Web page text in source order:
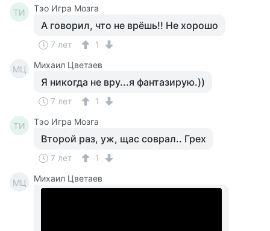
ТИ Тэо Игра Мозга
А говорил, что не врёшь!! Не хорошо
7 лет 1
МЦ Михаил Цветаев
Я никогда не вру...я фантазирую.))
7 лет 1
ТИ Тэо Игра Мозга
Второй раз, уж, щас соврал.. Грех
7 лет 1
МЦ Михаил Цветаев